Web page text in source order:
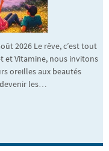
2026 Le rêve, c’est tout
et Vitamine, nous invitons
oreilles aux beautés
les…